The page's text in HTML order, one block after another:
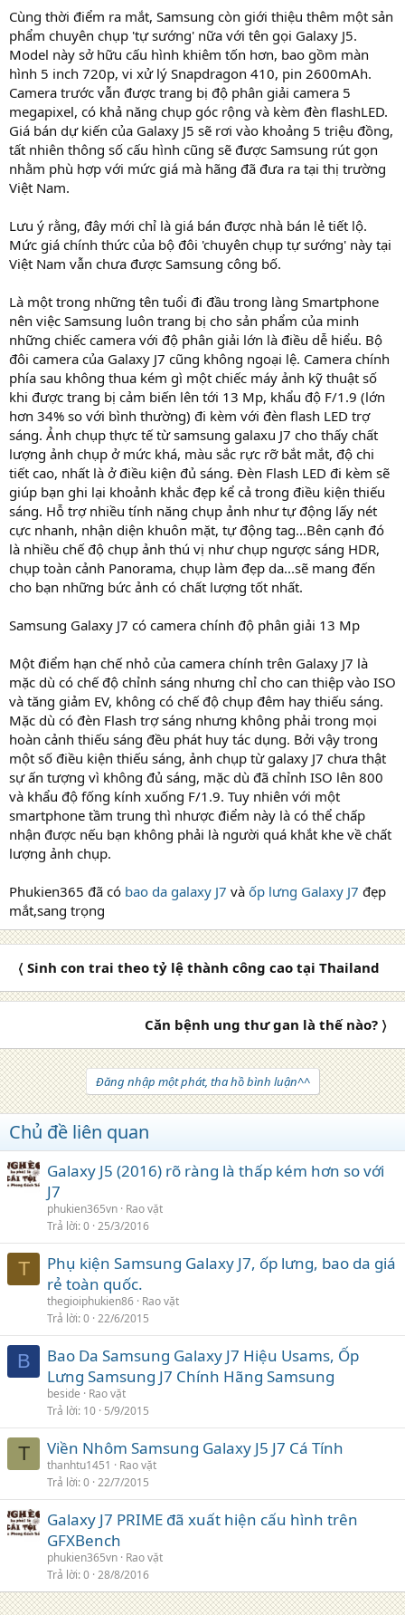
Cùng thời điểm ra mắt, Samsung còn giới thiệu thêm một sản
phẩm chuyên chụp 'tự sướng' nữa với tên gọi Galaxy J5.
Model này sở hữu cấu hình khiêm tốn hơn, bao gồm màn
hình 5 inch 720p, vi xử lý Snapdragon 410, pin 2600mAh.
Camera trước vẫn được trang bị độ phân giải camera 5
megapixel, có khả năng chụp góc rộng và kèm đèn flashLED.
Giá bán dự kiến của Galaxy J5 sẽ rơi vào khoảng 5 triệu đồng,
tất nhiên thông số cấu hình cũng sẽ được Samsung rút gọn
nhằm phù hợp với mức giá mà hãng đã đưa ra tại thị trường
Việt Nam.
Lưu ý rằng, đây mới chỉ là giá bán được nhà bán lẻ tiết lộ.
Mức giá chính thức của bộ đôi 'chuyên chụp tự sướng' này tại
Việt Nam vẫn chưa được Samsung công bố.
Là một trong những tên tuổi đi đầu trong làng Smartphone
nên việc Samsung luôn trang bị cho sản phẩm của minh
những chiếc camera với độ phân giải lớn là điều dễ hiểu. Bộ
đôi camera của Galaxy J7 cũng không ngoại lệ. Camera chính
phía sau không thua kém gì một chiếc máy ảnh kỹ thuật số
khi được trang bị cảm biến lên tới 13 Mp, khẩu độ F/1.9 (lớn
hơn 34% so với bình thường) đi kèm với đèn flash LED trợ
sáng. Ảnh chụp thực tế từ samsung galaxu J7 cho thấy chất
lượng ảnh chụp ở mức khá, màu sắc rực rỡ bắt mắt, độ chi
tiết cao, nhất là ở điều kiện đủ sáng. Đèn Flash LED đi kèm sẽ
giúp bạn ghi lại khoảnh khắc đẹp kể cả trong điều kiện thiếu
sáng. Hỗ trợ nhiều tính năng chụp ảnh như tự động lấy nét
cực nhanh, nhận diện khuôn mặt, tự động tag...Bên cạnh đó
là nhiều chế độ chụp ảnh thú vị như chụp ngược sáng HDR,
chụp toàn cảnh Panorama, chụp làm đẹp da...sẽ mang đến
cho bạn những bức ảnh có chất lượng tốt nhất.
Samsung Galaxy J7 có camera chính độ phân giải 13 Mp
Một điểm hạn chế nhỏ của camera chính trên Galaxy J7 là
mặc dù có chế độ chỉnh sáng nhưng chỉ cho can thiệp vào ISO
và tăng giảm EV, không có chế độ chụp đêm hay thiếu sáng.
Mặc dù có đèn Flash trợ sáng nhưng không phải trong mọi
hoàn cảnh thiếu sáng đều phát huy tác dụng. Bởi vậy trong
một số điều kiện thiếu sáng, ảnh chụp từ galaxy J7 chưa thật
sự ấn tượng vì không đủ sáng, mặc dù đã chỉnh ISO lên 800
và khẩu độ fống kính xuống F/1.9. Tuy nhiên với một
smartphone tầm trung thì nhược điểm này là có thể chấp
nhận được nếu bạn không phải là người quá khắt khe về chất
lượng ảnh chụp.
Phukien365 đã có bao da galaxy J7 và ốp lưng Galaxy J7 đẹp
mắt,sang trọng
〈 Sinh con trai theo tỷ lệ thành công cao tại Thailand
Căn bệnh ung thư gan là thế nào? 〉
Đăng nhập một phát, tha hồ bình luận^^
Chủ đề liên quan
Galaxy J5 (2016) rõ ràng là thấp kém hơn so với
J7
phukien365vn Rao vặt
Trả lời 0 25/3/2016
T
Phụ kiện Samsung Galaxy J7, ốp lưng, bao da giá
rẻ toàn quốc.
thegioiphukien86 Rao vặt
Trả lời 0 22/6/2015
B
Bao Da Samsung Galaxy J7 Hiệu Usams, Ốp
Lưng Samsung J7 Chính Hãng Samsung
beside
Rao vặt
Trả lời 10 5/9/2015
T Viền Nhôm Samsung Galaxy J5 J7 Cá Tính
thanhtu1451
Rao vặt
Trả lời 0 22/7/2015
Galaxy J7 PRIME đã xuất hiện cấu hình trên
GFXBench
phukien365vn Rao vặt
Trả lời 0 28/8/2016